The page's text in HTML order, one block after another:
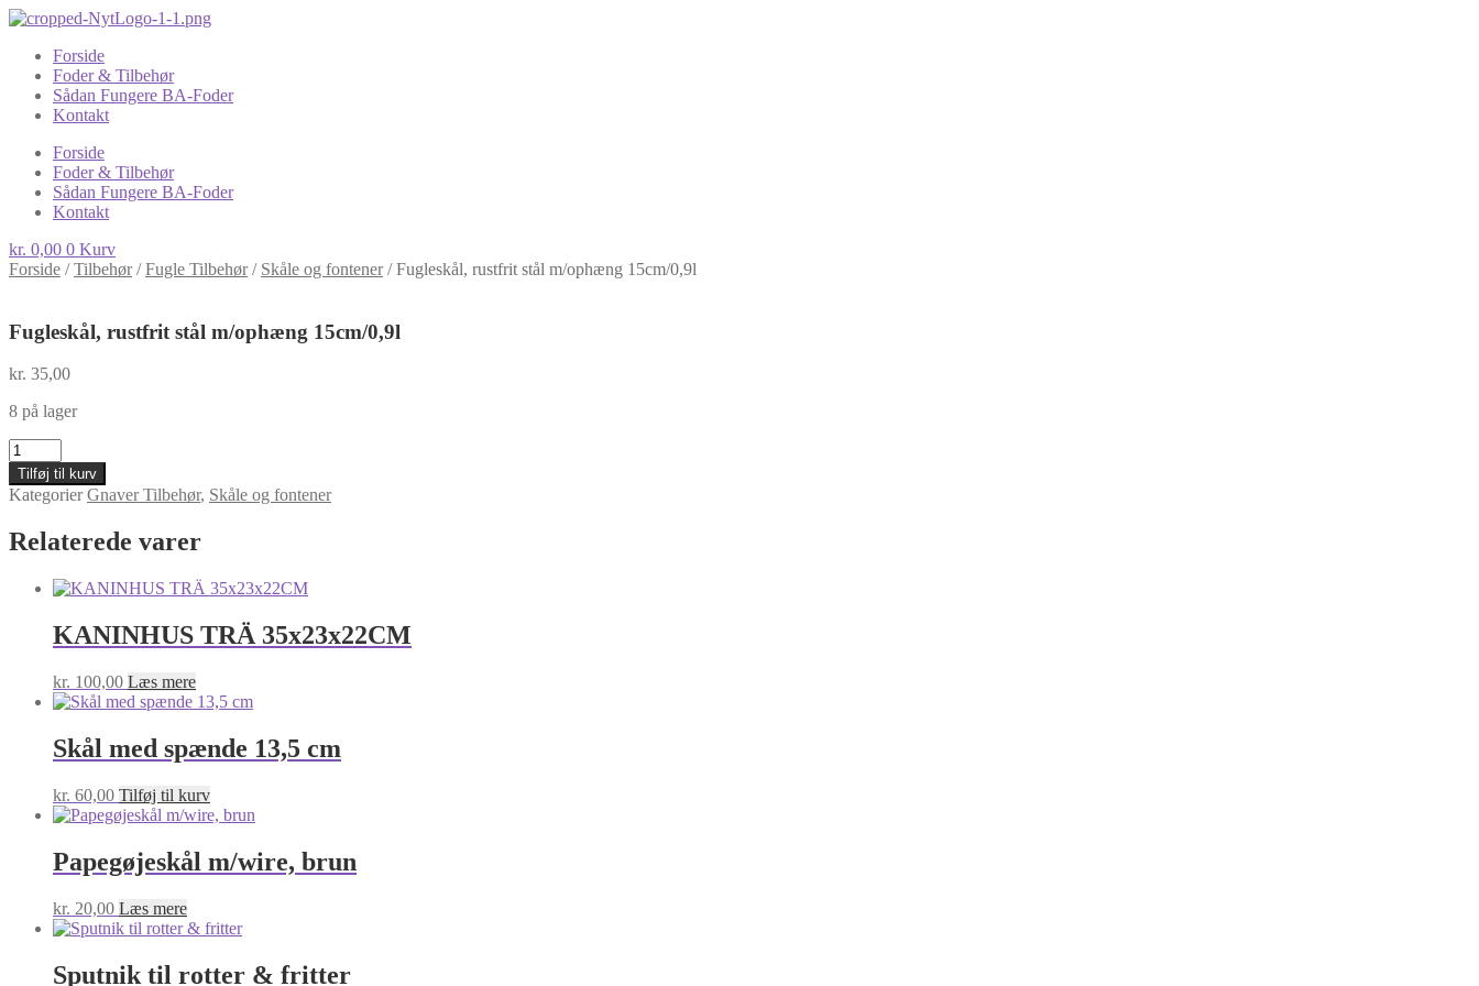
Forside
Foder & Tilbehør
Sådan Fungere BA-Foder
Kontakt
Forside
Foder & Tilbehør
Sådan Fungere BA-Foder
Kontakt
kr. 0,00 0 Kurv
Forside /Tilbehør/Fugle Tilbehør/ Skåle og fontener/Fugleskål, rustfrit stål m/ophæng 15cm/0,9l
Fugleskål, rustfrit stål m/ophæng 15cm/0,9l
kr. 35,00
8 på lager
Fugleskål,
rustfrit
stål
m/ophæng
15cm/0,9l
antal
Tilføj til kurv
Kategorier Gnaver Tilbehør, Skåle og fontener
Relaterede varer
KANINHUS TRÄ 35x23x22CM
kr. 100,00 Læs mere
Skål med spænde 13,5 cm
kr. 60,00 Tilføj til kurv
Papegøjeskål m/wire, brun
kr. 20,00 Læs mere
Sputnik til rotter & fritter